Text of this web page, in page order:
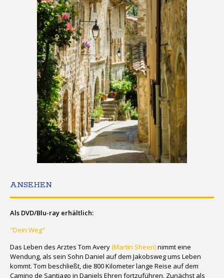
ANSEHEN
Als DVD/Blu-ray erhältlich:
"Dein Weg"
Das Leben des Arztes Tom Avery(Martin Sheen)nimmt eine
Wendung, als sein Sohn Daniel auf dem Jakobsweg ums Leben
kommt. Tom beschließt, die 800 Kilometer lange Reise auf dem
Camino de Santiago in Daniels Ehren fortzuführen. Zunächst als